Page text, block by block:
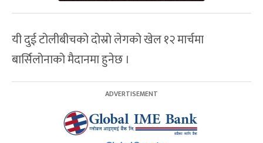
यी दुई टोलीबीचको दोस्रो लेगको खेल १२ मार्चमा
बार्सिलोनाको मैदानमा हुनेछ ।